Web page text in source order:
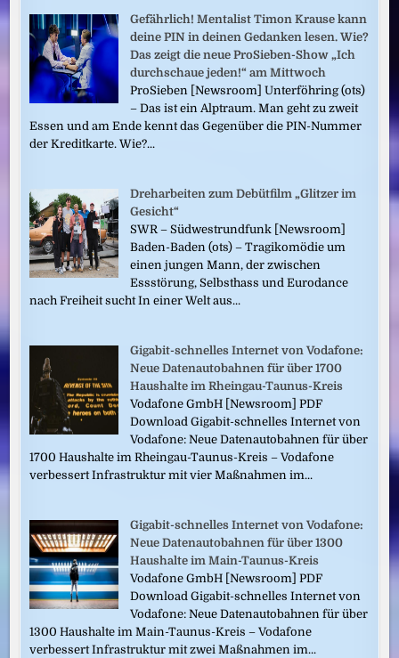
Gefährlich! Mentalist Timon Krause kann
deine PIN in deinen Gedanken lesen. Wie?
Das zeigt die neue ProSieben-Show „Ich
durchschaue jeden!“ am Mittwoch
ProSieben [Newsroom] Unterföhring (ots)
– Das ist ein Alptraum. Man geht zu zweit
Essen und am Ende kennt das Gegenüber die PIN-Nummer
der Kreditkarte. Wie?...
Dreharbeiten zum Debütfilm „Glitzer im
Gesicht“
SWR – Südwestrundfunk [Newsroom]
Baden-Baden (ots) – Tragikomödie um
einen jungen Mann, der zwischen
Essstörung, Selbsthass und Eurodance
nach Freiheit sucht In einer Welt aus...
Gigabit-schnelles Internet von Vodafone:
Neue Datenautobahnen für über 1700
Haushalte im Rheingau-Taunus-Kreis
Vodafone GmbH [Newsroom] PDF
Download Gigabit-schnelles Internet von
Vodafone: Neue Datenautobahnen für über
1700 Haushalte im Rheingau-Taunus-Kreis – Vodafone
verbessert Infrastruktur mit vier Maßnahmen im...
Gigabit-schnelles Internet von Vodafone:
Neue Datenautobahnen für über 1300
Haushalte im Main-Taunus-Kreis
Vodafone GmbH [Newsroom] PDF
Download Gigabit-schnelles Internet von
Vodafone: Neue Datenautobahnen für über
1300 Haushalte im Main-Taunus-Kreis – Vodafone
verbessert Infrastruktur mit zwei Maßnahmen im...